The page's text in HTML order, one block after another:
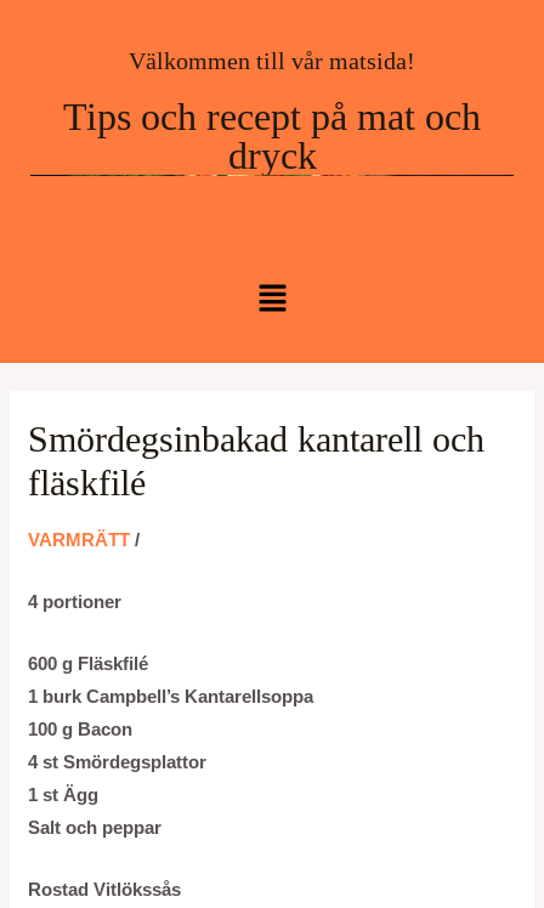
Välkommen till vår matsida!
Tips och recept på mat och
dryck
Smördegsinbakad kantarell och
fläskfilé
VARMRÄTT /
4 portioner
600 g Fläskfilé
1 burk Campbell’s Kantarellsoppa
100 g Bacon
4 st Smördegsplattor
1 st Ägg
Salt och peppar
Rostad Vitlökssås